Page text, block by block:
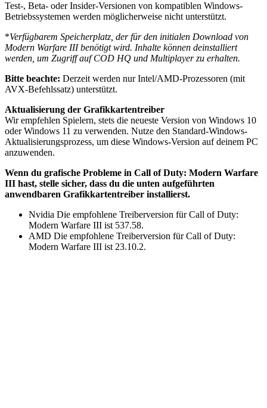
Test-, Beta- oder Insider-Versionen von kompatiblen Windows-
Betriebssystemen werden möglicherweise nicht unterstützt.
*Verfügbarem Speicherplatz, der für den initialen Download von
Modern Warfare III benötigt wird. Inhalte können deinstalliert
werden, um Zugriff auf COD HQ und Multiplayer zu erhalten.
Bitte beachte: Derzeit werden nur Intel/AMD-Prozessoren (mit
AVX-Befehlssatz) unterstützt.
Aktualisierung der Grafikkartentreiber
Wir empfehlen Spielern, stets die neueste Version von Windows 10
oder Windows 11 zu verwenden. Nutze den Standard-Windows-
Aktualisierungsprozess, um diese Windows-Version auf deinem PC
anzuwenden.
Wenn du grafische Probleme in Call of Duty: Modern Warfare
III hast, stelle sicher, dass du die unten aufgeführten
anwendbaren Grafikkartentreiber installierst.
Nvidia Die empfohlene Treiberversion für Call of Duty:
Modern Warfare III ist 537.58.
AMD Die empfohlene Treiberversion für Call of Duty:
Modern Warfare III ist 23.10.2.